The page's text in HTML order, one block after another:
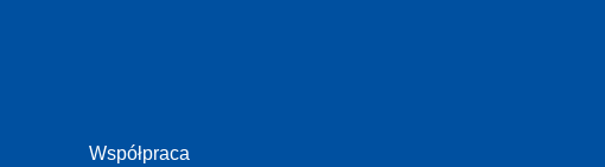
Współpraca